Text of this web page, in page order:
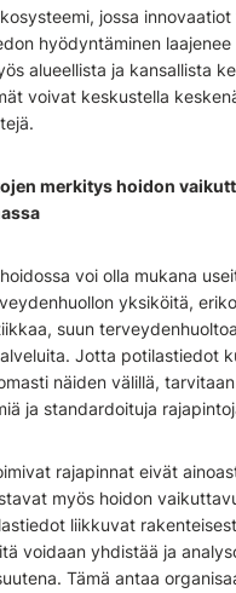
jossa
hyödyntäminen laajenee
alueellista ja kansallista
voivat keskustella
merkitys hoidon
voi olla mukana
yksiköitä,
suun
Jotta potilastiedot
näiden välillä,
ja standardoituja
rajapinnat eivät
myös hoidon
liikkuvat
voidaan yhdistää ja
Tämä antaa